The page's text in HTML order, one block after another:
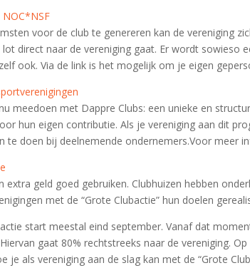
voor de club te genereren kan de vereniging
direct naar de vereniging gaat. Er wordt sowieso
ook. Via de link is het mogelijk om je eigen
meedoen met Dappre Clubs: een unieke en
hun eigen contributie. Als je vereniging aan dit
te doen bij deelnemende ondernemers.Voor meer
extra geld goed gebruiken. Clubhuizen hebben
met de “Grote Clubactie” hun doelen
start meestal eind september. Vanaf dat
gaat 80% rechtstreeks naar de vereniging.
je als vereniging aan de slag kan met de “Grote